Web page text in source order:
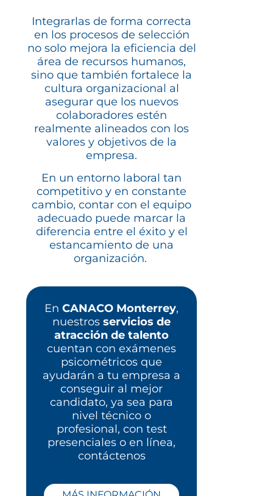
Integrarlas de forma correcta
en los procesos de selección
no solo mejora la eficiencia del
área de recursos humanos,
sino que también fortalece la
cultura organizacional al
asegurar que los nuevos
colaboradores estén
realmente alineados con los
valores y objetivos de la
empresa.
En un entorno laboral tan
competitivo y en constante
cambio, contar con el equipo
adecuado puede marcar la
diferencia entre el éxito y el
estancamiento de una
organización.
En CANACO Monterrey,
nuestros servicios de
atracción de talento
cuentan con exámenes
psicométricos que
ayudarán a tu empresa a
conseguir al mejor
candidato, ya sea para
nivel técnico o
profesional, con test
presenciales o en línea,
contáctenos